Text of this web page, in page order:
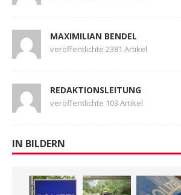
MAXIMILIAN BENDEL
veröffentlichte 2381 Artikel
REDAKTIONSLEITUNG
veröffentlichte 103 Artikel
IN BILDERN